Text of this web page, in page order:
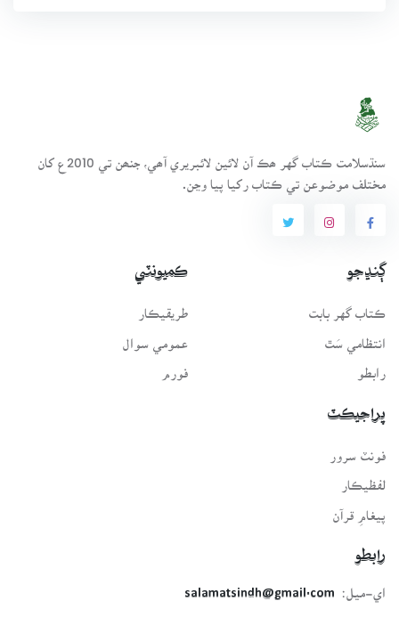
سنڌسلامت ڪتاب گهر ھڪ آن لائين لائبريري آھي، جنھن تي 2010ع کان
مختلف موضوعن تي ڪتاب رکيا پيا وڃن.
ڳنڍجو
ڪتاب گهر بابت
انتظامي سَٿ
رابطو
ڪميونٽي
طريقيڪار
عمومي سوال
فورم
پراجيڪٽ
لفظيڪار
پيغامِ قرآن
رابطو
اي-ميل:
salamatsindh@gmail.com